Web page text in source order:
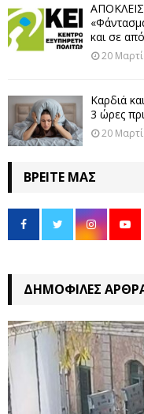
και σε
20
Καρδιά
3 ώρες
20
ΒΡΕΊΤΕ ΜΑΣ
ΔΗΜΟΦΙΛΈΣ